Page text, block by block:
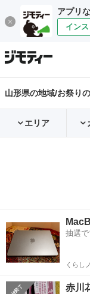
アプリ
イン
山形県の地域/お祭り
エリア
抽選
くらし
赤川